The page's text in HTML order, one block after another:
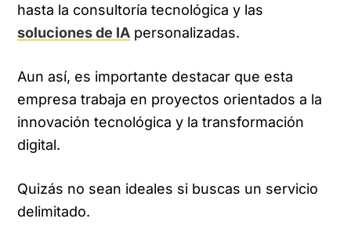
hasta la consultoría tecnológica y las
soluciones de IA personalizadas.
Aun así, es importante destacar que esta
empresa trabaja en proyectos orientados a la
innovación tecnológica y la transformación
digital.
Quizás no sean ideales si buscas un servicio
delimitado.